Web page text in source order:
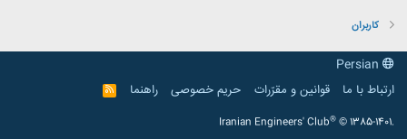
کاربران
ارتباط با ما
قوانین و مقرّرات حریم خصوصی راهنما
R
S
Iranian Engineers' Club® © 1385-1401.